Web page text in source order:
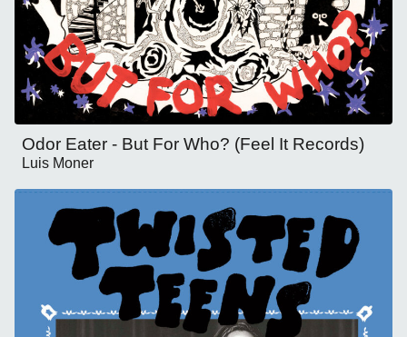
Odor Eater - But For Who? (Feel It Records)
Luis Moner